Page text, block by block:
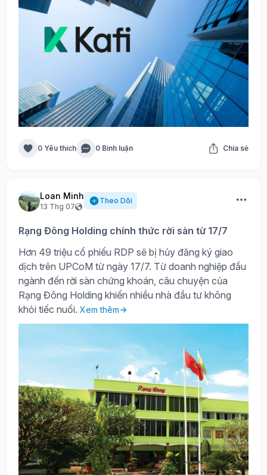
0 Yêu thích 0 Bình luận Chia sẻ
Loan Minh
13 Thg 07
Theo Dõi
Rạng Đông Holding chính thức rời sàn từ 17/7
Hơn 49 triệu cổ phiếu RDP sẽ bị hủy đăng ký giao
dịch trên UPCoM từ ngày 17/7. Từ doanh nghiệp đầu
ngành đến rời sàn chứng khoán, câu chuyện của
Rạng Đông Holding khiến nhiều nhà đầu tư không
khỏi tiếc nuối. Xem thêm